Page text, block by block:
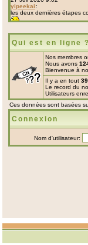
Qui est en ligne ?
Nos membres
Nous avons
Bienvenue à
Il y a en tout
Le record du
Utilisateurs
Ces données sont basées
Connexion
Nom d'utilisateur: